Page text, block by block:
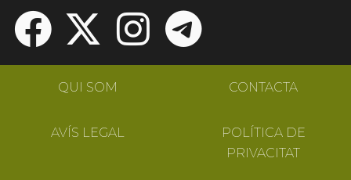
QUI SOM CONTACTA
AVÍS LEGAL
POLÍTICA DE
PRIVACITAT